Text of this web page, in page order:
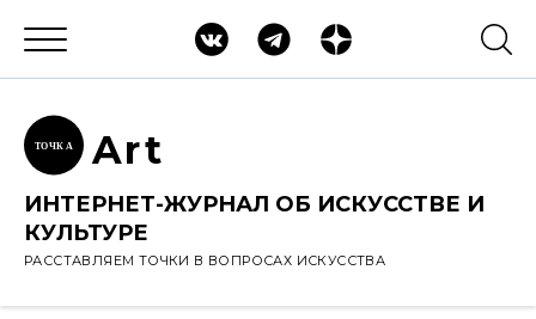
ТОЧК А Art
ИНТЕРНЕТ-ЖУРНАЛ ОБ ИСКУССТВЕ И
КУЛЬТУРЕ
РАССТАВЛЯЕМ ТОЧКИ В ВОПРОСАХ ИСКУССТВА